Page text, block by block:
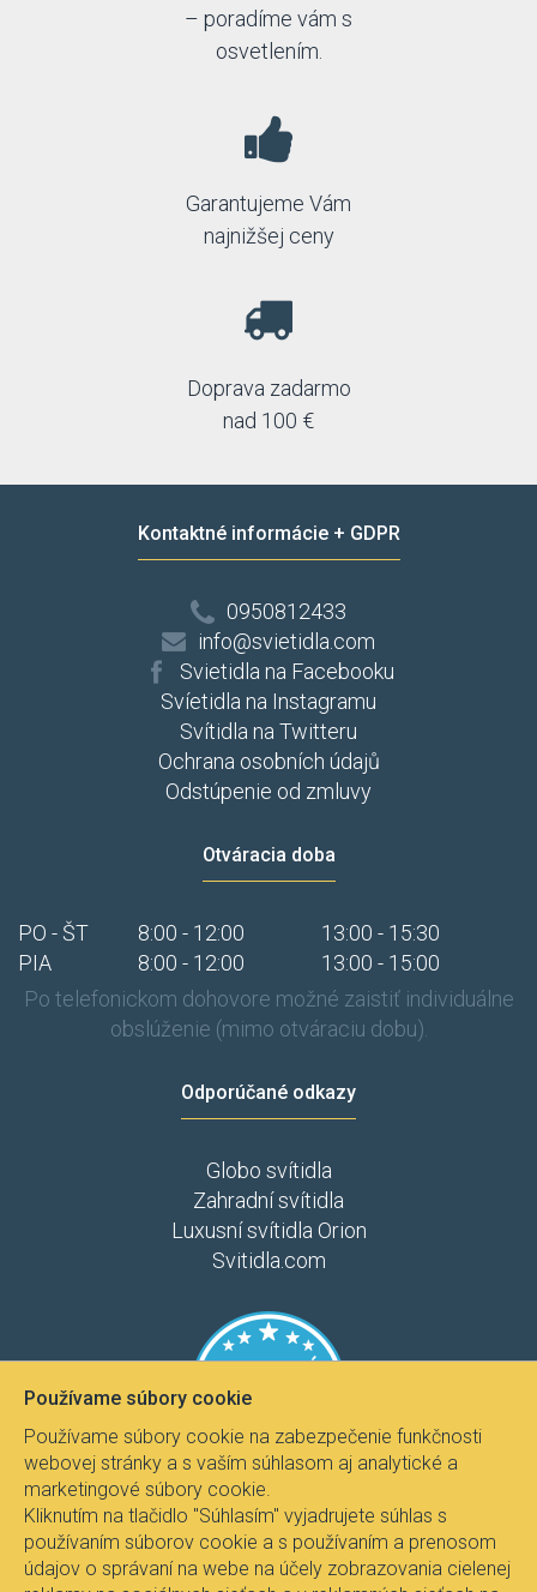
– poradíme vám s
osvetlením.
Garantujeme Vám
najnižšej ceny
Doprava zadarmo
nad 100 €
Kontaktné informácie + GDPR
0950812433
info@svietidla.com
Svietidla na Facebooku
Svíetidla na Instagramu
Svítidla na Twitteru
Ochrana osobních údajů
Odstúpenie od zmluvy
Otváracia doba
PO - ŠT 8:00 - 12:00
13:00 - 15:30
PIA
8:00 - 12:00
13:00 - 15:00
Po telefonickom dohovore možné zaistiť individuálne
obslúženie (mimo otváraciu dobu).
Odporúčané odkazy
Globo svítidla
Zahradní svítidla
Luxusní svítidla Orion
Svitidla.com
Používame súbory cookie
Používame súbory cookie na zabezpečenie funkčnosti
webovej stránky a s vaším súhlasom aj analytické a
marketingové súbory cookie.
Kliknutím na tlačidlo "Súhlasím" vyjadrujete súhlas s
používaním súborov cookie a s používaním a prenosom
údajov o správaní na webe na účely zobrazovania cielenej